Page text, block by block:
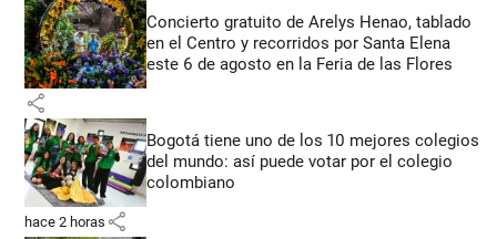
Concierto gratuito de Arelys Henao, tablado
en el Centro y recorridos por Santa Elena
este 6 de agosto en la Feria de las Flores
share
Bogotá tiene uno de los 10 mejores colegios
del mundo: así puede votar por el colegio
colombiano
hace 2 horas share